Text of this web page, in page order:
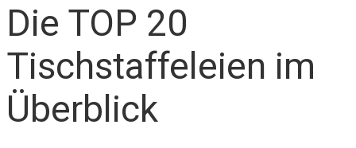
Die TOP 20
Tischstaffeleien im
Überblick